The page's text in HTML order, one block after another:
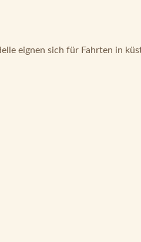
eignen sich für Fahrten in